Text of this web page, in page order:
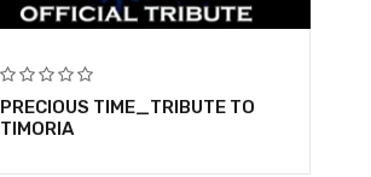
PRECIOUS TIME_TRIBUTE TO
TIMORIA